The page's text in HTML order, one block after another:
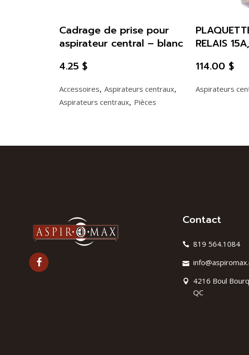
Accessoires, Aspirateurs centraux,
Aspirateurs centraux, Pièces
Cadrage de prise pour
aspirateur central – blanc
4.25 $
Aspirateurs
RELAIS
114.00 $
Contact
819 564.1084
4216 Boul
QC